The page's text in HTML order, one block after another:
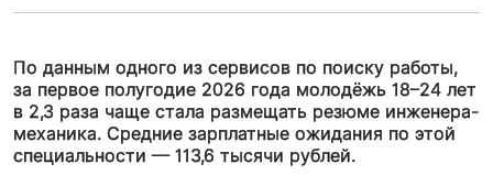
По данным одного из сервисов по поиску работы,
за первое полугодие 2026 года молодёжь 18–24 лет
в 2,3 раза чаще стала размещать резюме инженера-
механика. Средние зарплатные ожидания по этой
специальности — 113,6 тысячи рублей.